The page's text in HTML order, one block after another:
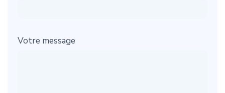
Votre message